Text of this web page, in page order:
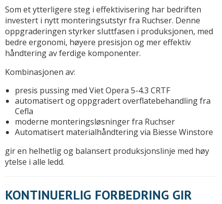
Som et ytterligere steg i effektivisering har bedriften
investert i nytt monteringsutstyr fra Ruchser. Denne
oppgraderingen styrker sluttfasen i produksjonen, med
bedre ergonomi, høyere presisjon og mer effektiv
håndtering av ferdige komponenter.
Kombinasjonen av:
presis pussing med Viet Opera 5-4.3 CRTF
automatisert og oppgradert overflatebehandling fra
Cefla
moderne monteringsløsninger fra Ruchser
Automatisert materialhåndtering via Biesse Winstore
gir en helhetlig og balansert produksjonslinje med høy
ytelse i alle ledd.
KONTINUERLIG FORBEDRING GIR